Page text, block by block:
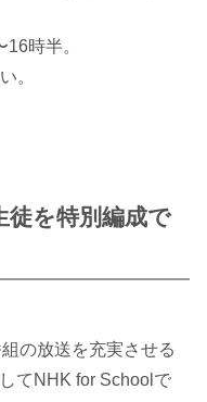
時半。
。
徒を特別編成で
の放送を充実させる
てNHK for Schoolで